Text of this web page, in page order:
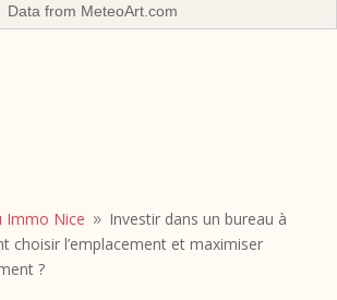
Data from MeteoArt.com
Immo Nice 9 Investir dans un bureau à
choisir l’emplacement et maximiser
?